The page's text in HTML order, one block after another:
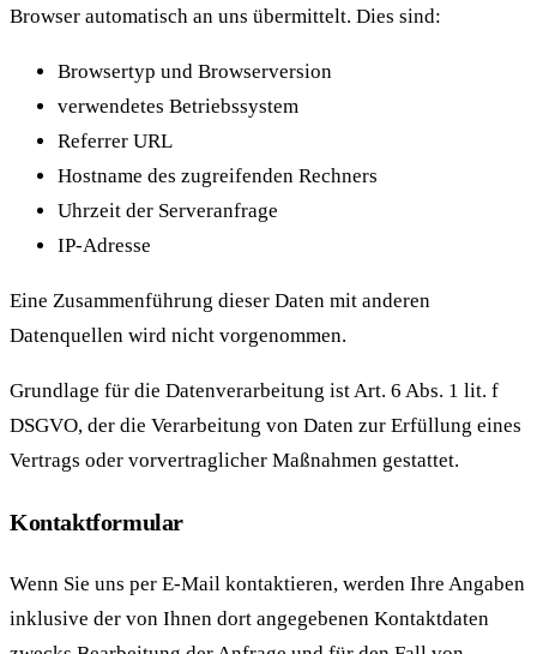
Browser automatisch an uns übermittelt. Dies sind:
Browsertyp und Browserversion
verwendetes Betriebssystem
Referrer URL
Hostname des zugreifenden Rechners
Uhrzeit der Serveranfrage
IP-Adresse
Eine Zusammenführung dieser Daten mit anderen
Datenquellen wird nicht vorgenommen.
Grundlage für die Datenverarbeitung ist Art. 6 Abs. 1 lit. f
DSGVO, der die Verarbeitung von Daten zur Erfüllung eines
Vertrags oder vorvertraglicher Maßnahmen gestattet.
Kontaktformular
Wenn Sie uns per E-Mail kontaktieren, werden Ihre Angaben
inklusive der von Ihnen dort angegebenen Kontaktdaten